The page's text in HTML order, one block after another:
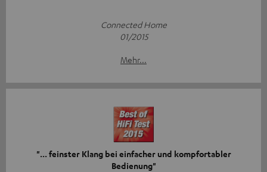
Connected Home
01/2015
Mehr...
"... feinster Klang bei einfacher und kompfortabler
Bedienung"